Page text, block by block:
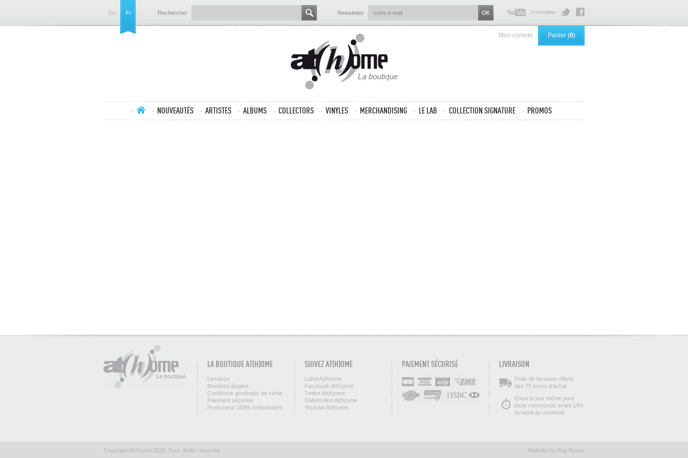
En Fr Rechercher Newsletter
Mon compte Panier (0)
NOUVEAUTÉS ARTISTES ALBUMS COLLECTORS VINYLES MERCHANDISING LE LAB COLLECTION SIGNATURE PROMOS
LA BOUTIQUE AT(H)OME
Livraison
Mentions légales
Conditions générales de vente
Paiement sécurisé
Producteur 100% indépendant
SUIVEZ AT(H)OME
Label At(h)ome
Facebook At(h)ome
Twitter At(h)ome
Dailymotion At(h)ome
Youtube At(h)ome
PAIEMENT SÉCURISÉ LIVRAISON
Frais de livraison offerts
dès 75 euros d’achat
Envoi le jour même pour
toute commande avant 14H
du lundi au vendredi
Copyright At(h)ome 2026. Tous droits réservés Website by Rue Pavée